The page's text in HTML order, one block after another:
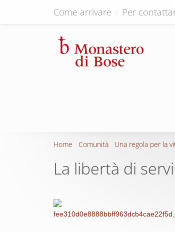
Come arrivare Per
Home Comunità Una regola per la
La libertà di